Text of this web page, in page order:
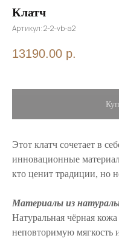
Клатч
Артикул:2-2-vb-a2
13190.00 р.
Этот клатч сочетает в
инновационные
кто ценит традиции, но
Материалы из
Натуральная чёрная
неповторимую мягкость